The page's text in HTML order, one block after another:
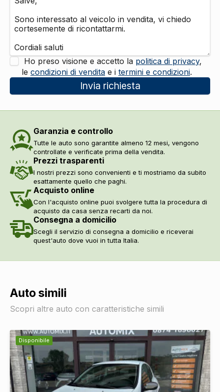
Ho preso visione e accetto la politica di privacy,
le condizioni di vendita e i termini e condizioni.
Invia richiesta
Garanzia e controllo
Tutte le auto sono garantite almeno 12 mesi, vengono
controllate e verificate prima della vendita.
Prezzi trasparenti
I nostri prezzi sono convenienti e ti mostriamo da subito
esattamente quello che paghi.
Acquisto online
Con l'acquisto online puoi svolgere tutta la procedura di
acquisto da casa senza recarti da noi.
Consegna a domicilio
Scegli il servizio di consegna a domicilio e riceverai
quest'auto dove vuoi in tutta Italia.
Auto simili
Scopri altre auto con caratteristiche simili
Disponibile